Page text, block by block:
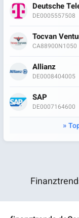
Deutsche
DE0005557508
Tocvan
CA88900N1050
Allianz
DE0008404005
SAP
DE0007164600